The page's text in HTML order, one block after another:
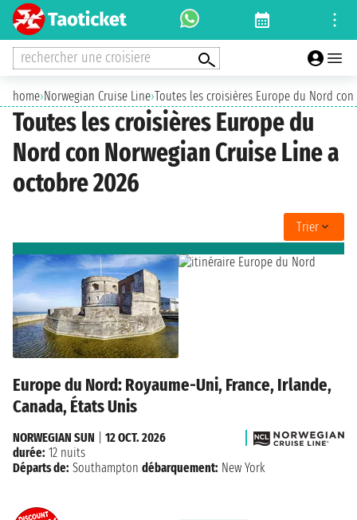
rechercher une croisiere
home›Norwegian Cruise Line›Toutes les croisières Europe du Nord
Toutes les croisières Europe du
Nord con Norwegian Cruise Line a
octobre 2026
Trier
Europe du Nord: Royaume-Uni, France, Irlande,
Canada, États Unis
NORWEGIAN SUN
12 OCT. 2026
durée: 12 nuits
Départs de: Southampton débarquement: New York